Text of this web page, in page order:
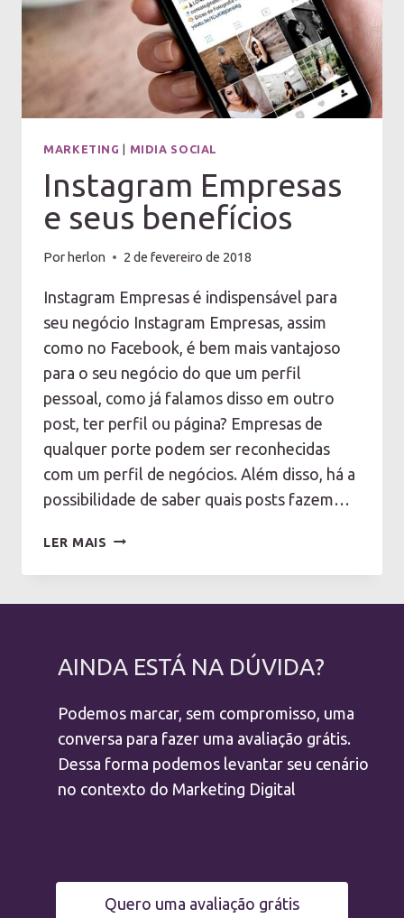
MARKETING | MIDIA SOCIAL
Instagram Empresas
e seus benefícios
Por herlon 2 de fevereiro de 2018
Instagram Empresas é indispensável para
seu negócio Instagram Empresas, assim
como no Facebook, é bem mais vantajoso
para o seu negócio do que um perfil
pessoal, como já falamos disso em outro
post, ter perfil ou página? Empresas de
qualquer porte podem ser reconhecidas
com um perfil de negócios. Além disso, há a
possibilidade de saber quais posts fazem…
LER MAIS INSTAGRAM
E
AINDA ESTÁ NA DÚVIDA?
Podemos marcar, sem compromisso, uma
conversa para fazer uma avaliação grátis.
Dessa forma podemos levantar seu cenário
no contexto do Marketing Digital
Quero uma avaliação grátis